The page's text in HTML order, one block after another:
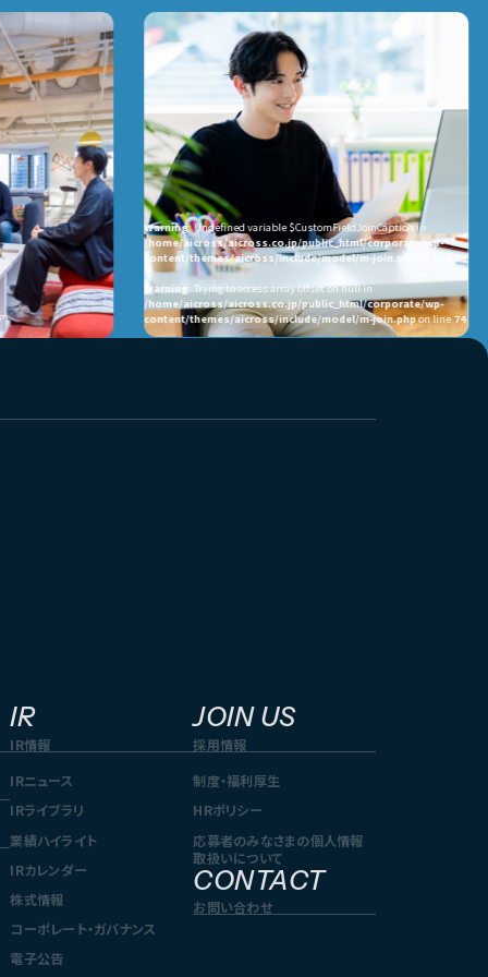
Warning
: Undefined variable $CustomFieldJoinCaption in
/home/aicross/aicross.co.jp/public_html/corporate/wp-
content/themes/aicross/include/model/m-join.phpon line74
Warning
: Trying to access array offset on null in
/home/aicross/aicross.co.jp/public_html/corporate/wp-
content/themes/aicross/include/model/m-join.phpon line74
IR
IR情報
IRニュース
IRライブラリ
業績ハイライト
IRカレンダー
株式情報
コーポレート・ガバナンス
電子公告
JOIN US
採用情報
制度・福利厚生
HRポリシー
応募者のみなさまの個人情報
取扱いについて
CONTACT
お問い合わせ